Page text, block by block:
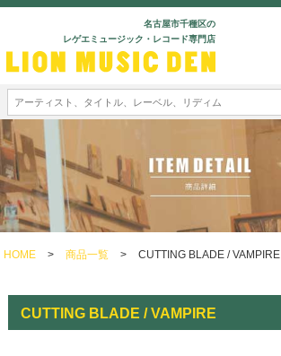
名古屋市千種区の
レゲエミュージック・レコード専門店
HOME > 商品一覧 > CUTTING BLADE / VAMPIRE
CUTTING BLADE / VAMPIRE